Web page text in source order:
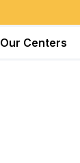
Our Centers